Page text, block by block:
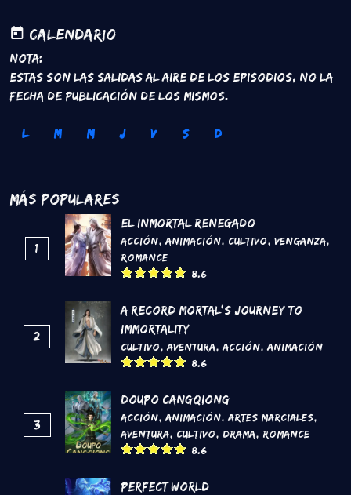
Calendario
Nota:
Estas son las salidas al aire de los episodios, no la
fecha de publicación de los mismos.
L M M J V S D
Más Populares
1
El inmortal renegado
Acción,Animación, Cultivo, Venganza,
Romance
8.6
2
A Record Mortal's Journey To
Immortality
Cultivo,Aventura,Acción,Animación
8.6
3
DouPo Cangqiong
Acción,Animación,Artes marciales,
Aventura, Cultivo, Drama, Romance
8.6
Perfect World